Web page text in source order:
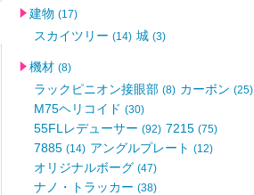
建物 (17)
スカイツリー (14) 城 (3)
機材 (8)
ラックピニオン接眼部 (8) カーボン (25)
M75ヘリコイド (30)
55FLレデューサー (92) 7215 (75)
7885 (14) アングルプレート (12)
オリジナルボーグ (47)
ナノ・トラッカー (38)